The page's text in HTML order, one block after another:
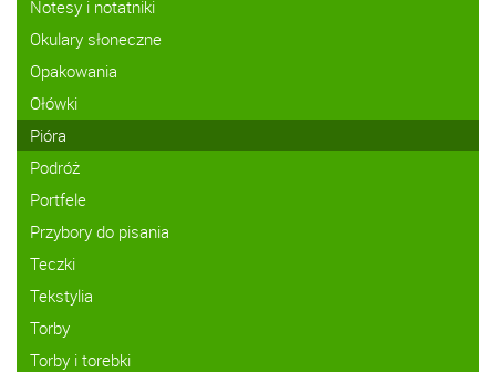
Notesy i notatniki
Okulary słoneczne
Opakowania
Ołówki
Pióra
Podróż
Portfele
Przybory do pisania
Teczki
Tekstylia
Torby
Torby i torebki